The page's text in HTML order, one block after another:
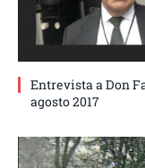
Entrevista a Don
agosto 2017